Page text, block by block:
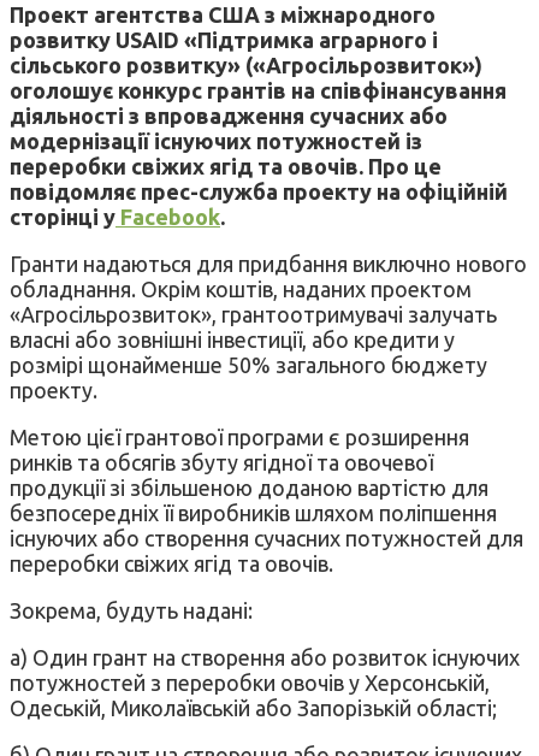
Проект агентства США з міжнародного
розвитку USAID «Підтримка аграрного і
сільського розвитку» («Агросільрозвиток»)
оголошує конкурс грантів на співфінансування
діяльності з впровадження сучасних або
модернізації існуючих потужностей із
переробки свіжих ягід та овочів. Про це
повідомляє прес-служба проекту на офіційній
сторінці у Facebook.
Гранти надаються для придбання виключно нового
обладнання. Окрім коштів, наданих проектом
«Агросільрозвиток», грантоотримувачі залучать
власні або зовнішні інвестиції, або кредити у
розмірі щонайменше 50% загального бюджету
проекту.
Метою цієї грантової програми є pозширення
ринків та обсягів збуту ягідної та овочевої
продукції зі збільшеною доданою вартістю для
безпосередніх її виробників шляхом поліпшення
існуючих або створення сучасних потужностей для
переробки свіжих ягід та овочів.
Зокрема, будуть надані:
а) Один грант на створення або розвиток існуючих
потужностей з переробки овочів у Херсонській,
Одеській, Миколаївській або Запорізькій області;